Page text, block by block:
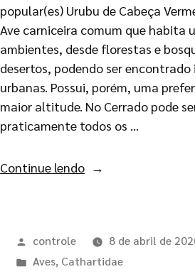
popular(es) Urubu de Cabeça
Ave carniceira comum que habita
ambientes, desde florestas e
desertos, podendo ser encontrado
urbanas. Possui, porém, uma
maior altitude. No Cerrado pode
praticamente todos os …
Continue lendo
controle
8 de abril de
Aves, Cathartidae